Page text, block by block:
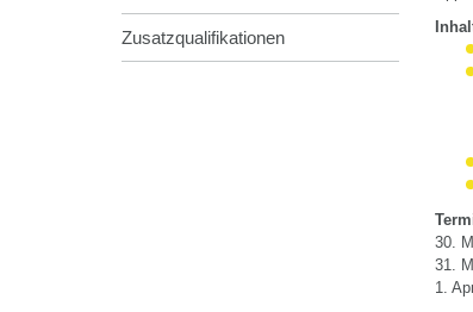
Zusatzqualifikationen
30.
31.
1.